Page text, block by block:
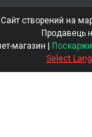
Сайт створений на
Продавець
"Світ Краси 2Salon" Інтернет-магазин |
Select